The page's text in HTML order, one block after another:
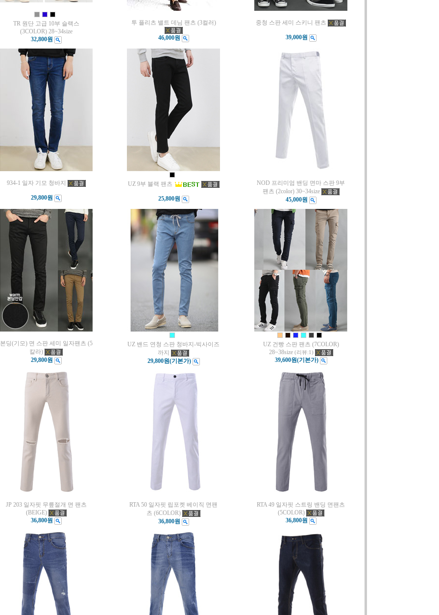
TR 원단 고급 10부 슬랙스
(3COLOR) 28~34size
32,800원
투 플리츠 밸트 데님 팬츠 (3컬러)
46,000원
중청 스판 세미 스키니 팬츠
39,000원
934-1 일자 기모 청바지
29,800원
UZ 9부 블랙 팬츠
25,800원
NOD 프리미엄 밴딩 면마 스판 9부
팬츠 (2color) 30~34size
45,000원
본딩(기모) 면 스판 세미 일자팬츠 (5
칼라)
29,800원
UZ 밴드 연청 스판 청바지-빅사이즈
까지
29,800원(기본가)
UZ 건빵 스판 팬츠 (7COLOR)
28~38size (리뷰:1)
39,600원(기본가)
JP 203 일자핏 무릎절개 면 팬츠
(BEIGE)
36,800원
RTA 50 일자핏 립포켓 베이직 면팬
츠 (6COLOR)
36,800원
RTA 49 일자핏 스트링 밴딩 면팬츠
(5COLOR)
36,800원